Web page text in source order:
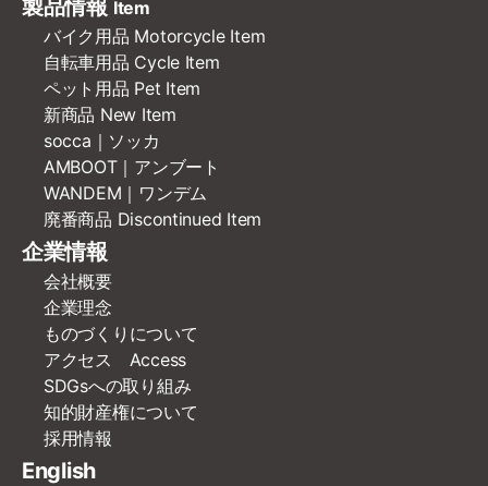
製品情報 Item
バイク用品 Motorcycle Item
自転車用品 Cycle Item
ペット用品 Pet Item
新商品 New Item
socca｜ソッカ
AMBOOT｜アンブート
WANDEM｜ワンデム
廃番商品 Discontinued Item
企業情報
会社概要
企業理念
ものづくりについて
アクセス Access
SDGsへの取り組み
知的財産権について
採用情報
English